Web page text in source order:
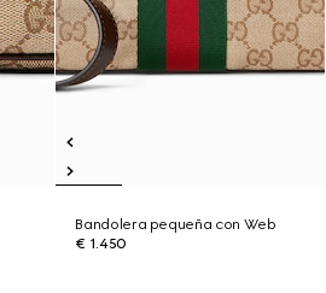
Bandolera pequeña con Web
€ 1.450